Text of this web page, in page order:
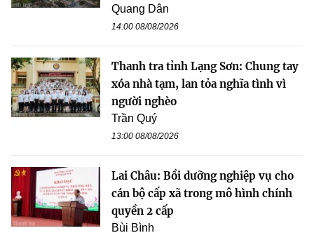
Quang Dân
14:00 08/08/2026
Thanh tra tỉnh Lạng Sơn: Chung tay
xóa nhà tạm, lan tỏa nghĩa tình vì
người nghèo
Trần Quý
13:00 08/08/2026
Lai Châu: Bồi dưỡng nghiệp vụ cho
cán bộ cấp xã trong mô hình chính
quyền 2 cấp
Bùi Bình